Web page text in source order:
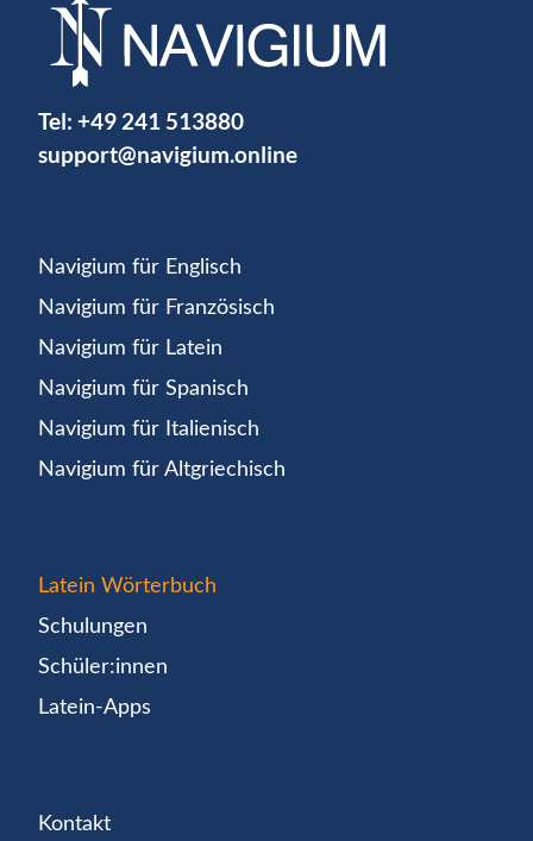
Tel: +49 241 513880
support@navigium.online
Navigium für Englisch
Navigium für Französisch
Navigium für Latein
Navigium für Spanisch
Navigium für Italienisch
Navigium für Altgriechisch
Latein Wörterbuch
Schulungen
Schüler:innen
Latein-Apps
Kontakt